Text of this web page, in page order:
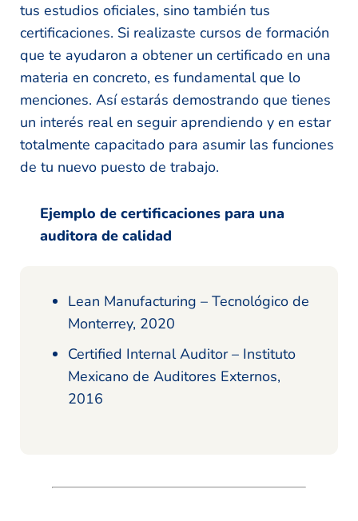
tus estudios oficiales, sino también tus
certificaciones. Si realizaste cursos de formación
que te ayudaron a obtener un certificado en una
materia en concreto, es fundamental que lo
menciones. Así estarás demostrando que tienes
un interés real en seguir aprendiendo y en estar
totalmente capacitado para asumir las funciones
de tu nuevo puesto de trabajo.
Ejemplo de certificaciones para una
auditora de calidad
Lean Manufacturing – Tecnológico de
Monterrey, 2020
Certified Internal Auditor – Instituto
Mexicano de Auditores Externos,
2016